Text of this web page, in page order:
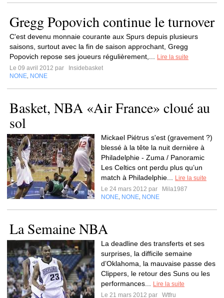
Gregg Popovich continue le turnover
C'est devenu monnaie courante aux Spurs depuis plusieurs
saisons, surtout avec la fin de saison approchant, Gregg
Popovich repose ses joueurs régulièrement,...
Lire la suite
Le 09 avril 2012 par
Insidebasket
NONE NONE
Basket, NBA «Air France» cloué au
sol
Mickael Piétrus s'est (gravement ?)
blessé à la tête la nuit dernière à
Philadelphie - Zuma / Panoramic
Les Celtics ont perdu plus qu’un
match à Philadelphie...
Lire la suite
Le 24 mars 2012 par
Mila1987
NONE NONE NONE
La Semaine NBA
La deadline des transferts et ses
surprises, la difficile semaine
d’Oklahoma, la mauvaise passe des
Clippers, le retour des Suns ou les
performances...
Lire la suite
Le 21 mars 2012 par
Wtfru